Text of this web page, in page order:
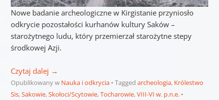
Nowe badanie archeologiczne w Kirgistanie przyniosło
odkrycie pozostałości kurhanów kultury Saków –
starożytnego ludu, który przemierzał starożytne stepy
środkowej Azji.
Czytaj dalej →
Opublikowany w Nauka i odkrycia Tagged archeologia, Królestwo
Sis,Sakowie,Skołoci/Scytowie,Tocharowie,VIII-VI w. p.n.e.